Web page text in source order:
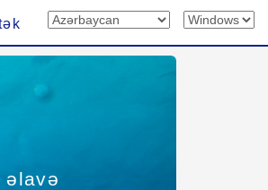
əlavə